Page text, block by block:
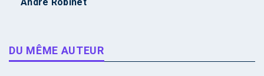
DU MÊME AUTEUR